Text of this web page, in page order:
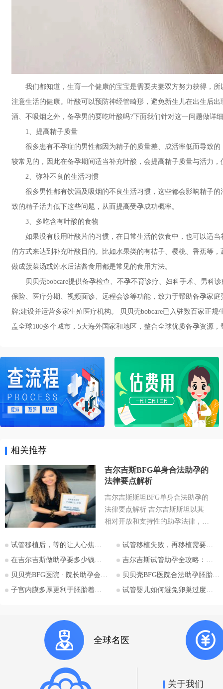
我们都知道，生育一个健康的宝宝是需要夫妻双方努力获得，所
注意生活的健康。叶酸可以预防神经管畸形，避免新生儿在出生后
酒、不吸烟之外，备孕男的要吃叶酸吗?下面我们针对这一问题做详
1、提高精子质量
很多患有不孕症的男性都因为精子的质量差、成活率低而导致的
较常见的，因此在备孕期间适当补充叶酸，会提高精子质量与活力
2、弥补不良的生活习惯
很多男性都有饮酒及吸烟的不良生活习惯，这些都会影响精子的
致的精子活力低下这些问题，从而提高受孕成功概率。
3、多吃含有叶酸的食物
如果没有服用叶酸片的习惯，在日常生活的饮食中，也可以适当
的方式来达到补充叶酸目的。比如水果类的有桔子、樱桃、香蕉等
做成菠菜汤或焯水后沾酱食用都是常见的食用方法。
贝贝壳bobcare提供备孕检查、 不孕不育诊疗、妇科手术、男科
保险、医疗分期、视频面诊、远程会诊等功能，致力于帮助备孕家
牌;建设并运营多家生殖医疗机构。 贝贝壳bobcare已入驻数百家正
盖全球100多个城市，5大海外国家和地区，整合全球优质备孕资源
相关推荐
吉尔吉斯BFG单身合法助孕的
法律要点解析
吉尔吉斯斯坦BFG单身合法助孕的
法律要点解析 吉尔吉斯斯坦以其
相对开放和支持性的助孕法律，成
地。特别是对于希望通过助孕实现
为人父母梦想的单身人士，吉尔吉
斯斯坦的法律框架值得深入探讨。
法律的核心要点，并特别关注单身
拉套大学附属BFG生殖妇产医院的
咨询信息。 核心要点一：吉尔吉
斯斯坦助孕法律概述 吉尔吉斯斯
试管移植后，等的让人心焦的胎心和胎芽，何时会出现？
试管移植失败，再移植需要注意哪些？
在吉尔吉斯做助孕要多少钱？2026比什凯克费用全公开，拒绝隐形消费
吉尔吉斯试管助孕全攻略：为什么越来越多的中国家庭选择比什凯克？
贝贝壳BFG医院 · 院长助孕会（济南站）
贝贝壳BFG医院合法助孕胚胎移植流程详解
子宫内膜多厚更利于胚胎着床？
试管婴儿如何避免卵巢过度刺激综合征
全球名医
关于我们